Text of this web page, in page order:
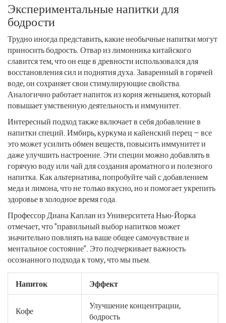
Экспериментальные напитки для
бодрости
Трудно иногда представить, какие необычные напитки могут
приносить бодрость. Отвар из лимонника китайского
славится тем, что он еще в древности использовался для
восстановления сил и поднятия духа. Заваренный в горячей
воде, он сохраняет свои стимулирующие свойства.
Аналогично работает напиток из корня женьшеня, который
повышает умственную деятельность и иммунитет.
Интересный подход также включает в себя добавление в
напитки специй. Имбирь, куркума и кайенский перец — все
это может усилить обмен веществ, повысить иммунитет и
даже улучшить настроение. Эти специи можно добавлять в
горячую воду или чай для создания ароматного и полезного
напитка. Как альтернатива, попробуйте чай с добавлением
меда и лимона, что не только вкусно, но и помогает укрепить
здоровье в холодное время года.
Профессор Диана Каплан из Университета Нью-Йорка
отмечает, что "правильный выбор напитков может
значительно повлиять на ваше общее самочувствие и
ментальное состояние". Это подчеркивает важность
осознанного подхода к тому, что мы пьем.
Напиток Эффект
Кофе
Улучшение концентрации,
бодрость